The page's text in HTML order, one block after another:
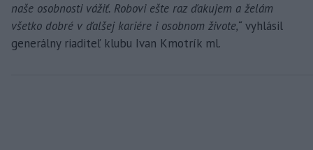
naše osobnosti vážiť. Robovi ešte raz ďakujem a želám
všetko dobré v ďalšej kariére i osobnom živote,“ vyhlásil
generálny riaditeľ klubu Ivan Kmotrík ml.